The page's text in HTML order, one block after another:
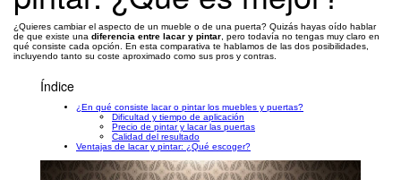
¿Quieres cambiar el aspecto de un mueble o de una puerta? Quizás hayas oído hablar
de que existe una diferencia entre lacar y pintar , pero todavía no tengas muy claro en
qué consiste cada opción. En esta comparativa te hablamos de las dos posibilidades,
incluyendo tanto su coste aproximado como sus pros y contras.
Índice
¿En qué consiste lacar o pintar los muebles y puertas?
Dificultad y tiempo de aplicación
Precio de pintar y lacar las puertas
Calidad del resultado
Ventajas de lacar y pintar: ¿Qué escoger?